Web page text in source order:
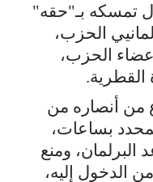
تمسكه بـ"حقه"
الحزب،
الحزب،
من أنصاره من
بساعات،
البرلمان، ومنع
الدخول إليه،